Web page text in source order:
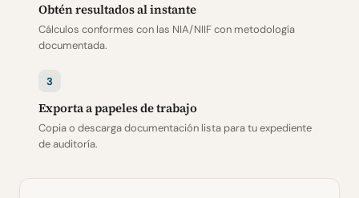
Obtén resultados al instante
Cálculos conformes con las NIA/NIIF con metodología
documentada.
3
Exporta a papeles de trabajo
Copia o descarga documentación lista para tu expediente
de auditoría.